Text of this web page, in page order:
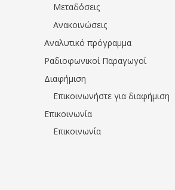
Μεταδόσεις
Ανακοινώσεις
Αναλυτικό πρόγραμμα
Ραδιοφωνικοί Παραγωγοί
Διαφήμιση
Επικοινωνήστε για διαφήμιση
Επικοινωνία
Επικοινωνία